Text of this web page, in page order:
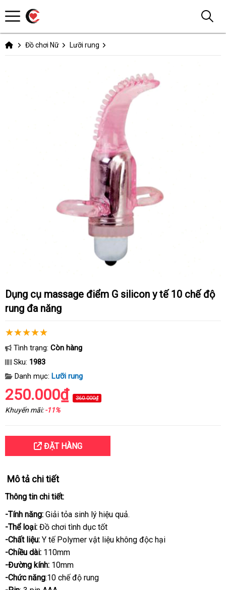
Đồ chơi Nữ Lưỡi rung
Dụng cụ massage điểm G silicon y tế 10 chế độ
rung đa năng
Tình trạng: Còn hàng
Sku: 1983
Danh mục: Lưỡi rung
250.000₫ 360.000₫
Khuyến mãi:-11%
ĐẶT HÀNG
Mô tả chi tiết
Thông tin chi tiết:
-Tính năng: Giải tỏa sinh lý hiệu quả.
-Thể loại: Đồ chơi tình dục tốt
-Chất liệu: Y tế Polymer vật liệu không độc hại
-Chiều dài: 110mm
-Đường kính: 10mm
-Chức năng:10 chế độ rung